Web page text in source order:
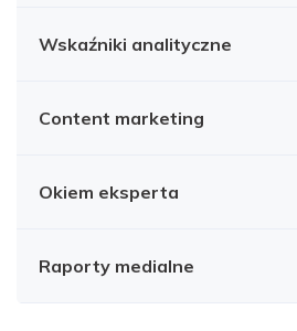
Wskaźniki analityczne
Content marketing
Okiem eksperta
Raporty medialne